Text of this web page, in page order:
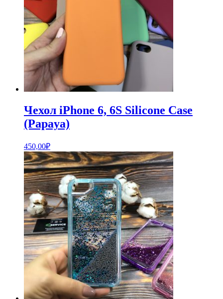
Чехол iPhone 6, 6S Silicone Case
(Papaya)
450,00₽